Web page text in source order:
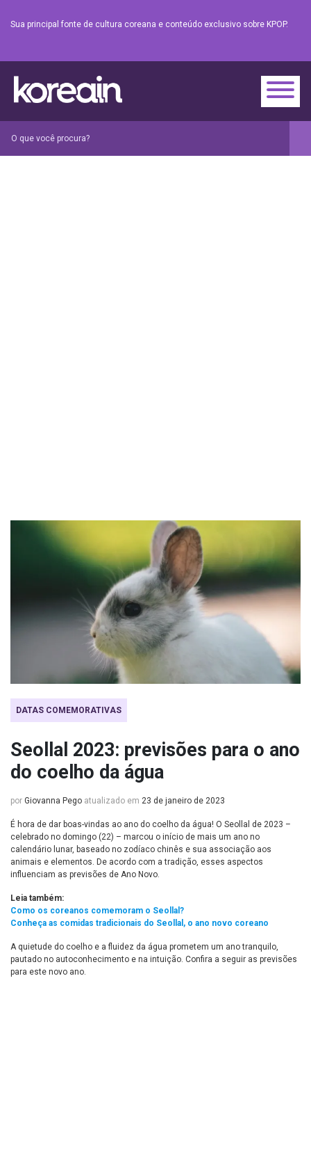
Sua principal fonte de cultura coreana e conteúdo exclusivo sobre KPOP.
DATAS COMEMORATIVAS
Seollal 2023: previsões para o ano
do coelho da água
por Giovanna Pego atualizado em 23 de janeiro de 2023
É hora de dar boas-vindas ao ano do coelho da água! O Seollal de 2023 –
celebrado no domingo (22) – marcou o início de mais um ano no
calendário lunar, baseado no zodíaco chinês e sua associação aos
animais e elementos. De acordo com a tradição, esses aspectos
influenciam as previsões de Ano Novo.
Leia também:
Como os coreanos comemoram o Seollal?
Conheça as comidas tradicionais do Seollal, o ano novo coreano
A quietude do coelho e a fluidez da água prometem um ano tranquilo,
pautado no autoconhecimento e na intuição. Confira a seguir as previsões
para este novo ano.